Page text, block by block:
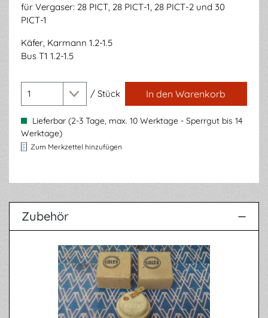
für Vergaser: 28 PICT, 28 PICT-1, 28 PICT-2 und 30
PICT-1
Käfer, Karmann 1.2-1.5
Bus T1 1.2-1.5
/ Stück In den Warenkorb
Lieferbar (2-3 Tage, max. 10 Werktage - Sperrgut bis 14
Werktage)
Zum Merkzettel hinzufügen
Zubehör
Produktgalerie überspringen